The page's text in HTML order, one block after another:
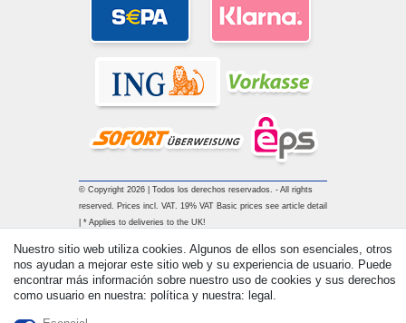
© Copyright 2026 | Todos los derechos reservados. - All rights
reserved. Prices incl. VAT. 19% VAT Basic prices see article detail
| * Applies to deliveries to the UK!
Nuestro sitio web utiliza cookies. Algunos de ellos son esenciales, otros
nos ayudan a mejorar este sitio web y su experiencia de usuario. Puede
encontrar más información sobre nuestro uso de cookies y sus derechos
como usuario en nuestra: política y nuestra: legal.
Withdraw from contract here Contacto